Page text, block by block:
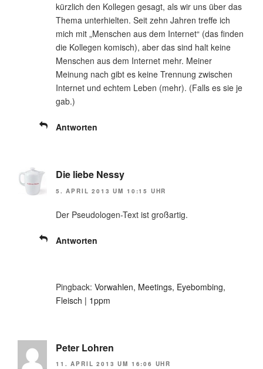
kürzlich den Kollegen gesagt, als wir uns über das
Thema unterhielten. Seit zehn Jahren treffe ich
mich mit „Menschen aus dem Internet“ (das finden
die Kollegen komisch), aber das sind halt keine
Menschen aus dem Internet mehr. Meiner
Meinung nach gibt es keine Trennung zwischen
Internet und echtem Leben (mehr). (Falls es sie je
gab.)
Antworten
Die liebe Nessy
5. APRIL 2013 UM 10:15 UHR
Der Pseudologen-Text ist großartig.
Antworten
Pingback: Vorwahlen, Meetings, Eyebombing,
Fleisch | 1ppm
Peter Lohren
11. APRIL 2013 UM 16:06 UHR